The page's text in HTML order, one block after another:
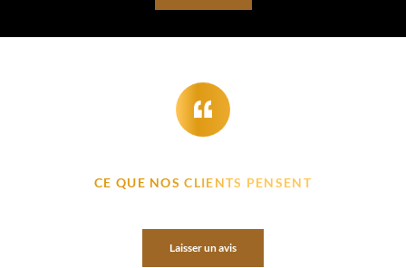
CE QUE NOS CLIENTS PENSENT
Laisser un avis